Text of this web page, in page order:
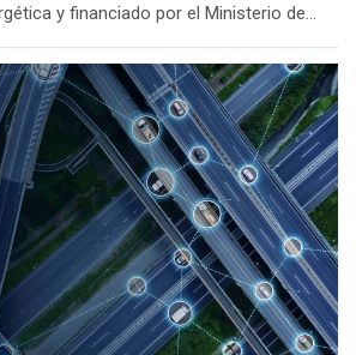
y financiado por el Ministerio de…